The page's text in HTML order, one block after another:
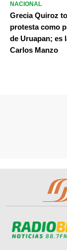
NACIONAL
Grecia Quiroz
protesta como
de Uruapan; es
Carlos Manzo